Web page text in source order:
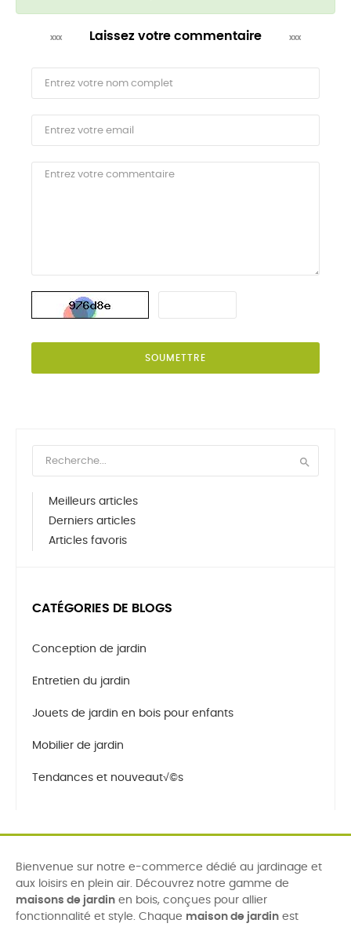
Laissez votre commentaire
SOUMETTRE

Meilleurs articles
Derniers articles
Articles favoris
CATÉGORIES DE BLOGS
Conception de jardin
Entretien du jardin
Jouets de jardin en bois pour enfants
Mobilier de jardin
Tendances et nouveaut√©s
Bienvenue sur notre e-commerce dédié au jardinage et
aux loisirs en plein air. Découvrez notre gamme de
maisons de jardin en bois, conçues pour allier
fonctionnalité et style. Chaque maison de jardin est